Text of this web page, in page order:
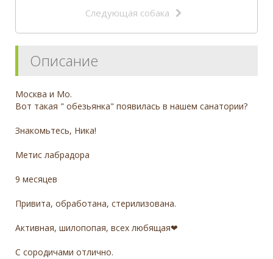
Следующая собака
Описание
Москва и Мо.
Вот такая " обезьянка" появилась в нашем санатории?
Знакомьтесь, Ника!
Метис лабрадора
9 месяцев
Привита, обработана, стерилизована.
Активная, шилопопая, всех любящая❤
С сородичами отлично.